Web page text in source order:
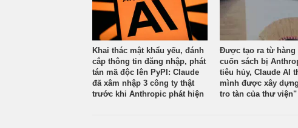
Khai thác mật khẩu yếu, đánh
cắp thông tin đăng nhập, phát
tán mã độc lên PyPI: Claude
đã xâm nhập 3 công ty thật
trước khi Anthropic phát hiện
Được tạo ra từ hàng
cuốn sách bị
tiêu hủy, Claude AI
mình được xây
tro tàn của thư viện"